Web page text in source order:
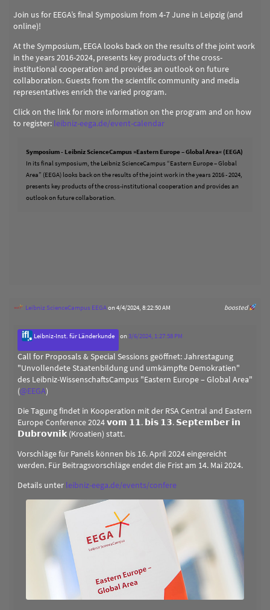
Join us for EEGA’s final Symposium from 4-7 June in Leipzig (and
online)!
At the Symposium, EEGA looks back on the results of the joint work
in the years 2016-2024, presents key products of the cross-
institutional cooperation and provides an outlook on future
collaboration. Guests from the scientific community and media
representatives enrich the varied program.
Click on the link for more information on the program and on how
to register: leibniz-eega.de/event-calendar
Symposium - Leibniz ScienceCampus »Eastern Europe – Global Area« (EEGA)
In its final symposium, the Leibniz ScienceCampus “Eastern Europe – Global
Area” (EEGA) looks back on the results of the joint work in the years 2016 - 2024,
presents key products of the cross-institutional cooperation and provides an
outlook on future collaboration.
boosted
Leibniz ScienceCampus EEGAon 4/4/2024, 8:22:50 AM
Leibniz-Inst. für Länderkunde on3/6/2024, 1:27:58 PM
Call for Proposals & Special Sessions geöffnet: Jahrestagung
"Unvollendete Staatenbildung und umkämpfte Demokratien"
des Leibniz-WissenschaftsCampus "Eastern Europe – Global Area"
(@EEGA)
Die Tagung findet in Kooperation mit der RSA Central and Eastern
Europe Conference 2024 𝘃𝗼𝗺 𝟭𝟭. 𝗯𝗶𝘀 𝟭𝟯. 𝗦𝗲𝗽𝘁𝗲𝗺𝗯𝗲𝗿 𝗶𝗻
𝗗𝘂𝗯𝗿𝗼𝘃𝗻𝗶𝗸 (Kroatien) statt.
Vorschläge für Panels können bis 16. April 2024 eingereicht
werden. Für Beitragsvorschläge endet die Frist am 14. Mai 2024.
Details unter leibniz-eega.de/events/confere